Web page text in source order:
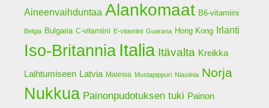
Aineenvaihduntaa Alankomaat B6-vitamiini
Belgia Bulgaria C-vitamiini E-vitamiini Guarana Hong Kong Irlanti
Iso-Britannia Italia Itävalta Kreikka
Laihtumiseen Latvia Malesia Mustapippuri Niasiinia Norja
Nukkua Painonpudotuksen tuki Painon